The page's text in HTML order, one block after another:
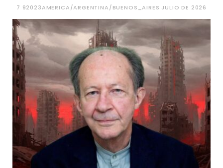
7 92023AMERICA/ARGENTINA/BUENOS_AIRES JULIO DE 2026